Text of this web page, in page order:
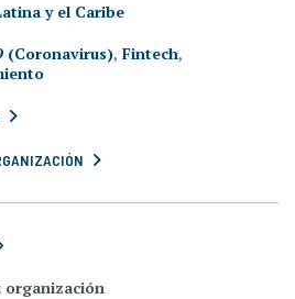
y el Caribe
(Coronavirus), Fintech,
organización